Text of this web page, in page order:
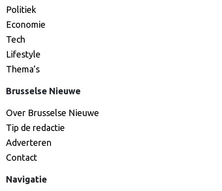
Politiek
Economie
Tech
Lifestyle
Thema’s
Brusselse Nieuwe
Over Brusselse Nieuwe
Tip de redactie
Adverteren
Contact
Navigatie